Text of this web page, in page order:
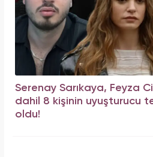
Serenay Sarıkaya, Feyza
dahil 8 kişinin uyuşturucu
oldu!